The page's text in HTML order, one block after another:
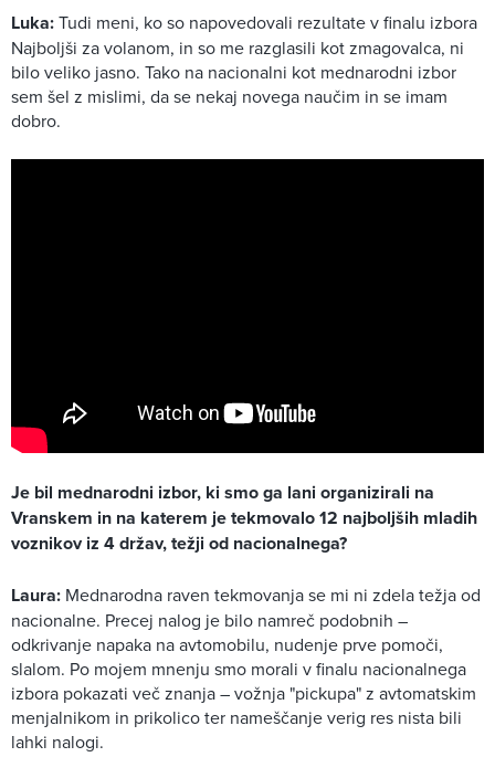
Luka:Tudi meni, ko so napovedovali rezultate v finalu izbora
Najboljši za volanom, in so me razglasili kot zmagovalca, ni
bilo veliko jasno. Tako na nacionalni kot mednarodni izbor
sem šel z mislimi, da se nekaj novega naučim in se imam
dobro.
Je bil mednarodni izbor, ki smo ga lani organizirali na
Vranskem in na katerem je tekmovalo 12 najboljših mladih
voznikov iz 4 držav, težji od nacionalnega?
Laura: Mednarodna raven tekmovanja se mi ni zdela težja od
nacionalne. Precej nalog je bilo namreč podobnih –
odkrivanje napaka na avtomobilu, nudenje prve pomoči,
slalom. Po mojem mnenju smo morali v finalu nacionalnega
izbora pokazati več znanja – vožnja "pickupa" z avtomatskim
menjalnikom in prikolico ter nameščanje verig res nista bili
lahki nalogi.